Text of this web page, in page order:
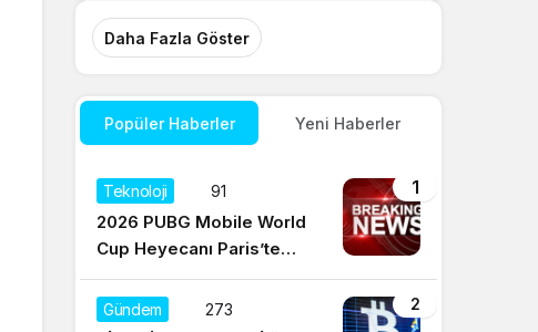
Daha Fazla Göster
Popüler Haberler Yeni Haberler
1
Teknoloji 91
2026 PUBG Mobile World
Cup Heyecanı Paris’te
Başlıyor
2
Gündem 273